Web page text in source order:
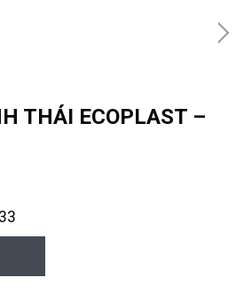
THÁI ECOPLAST –